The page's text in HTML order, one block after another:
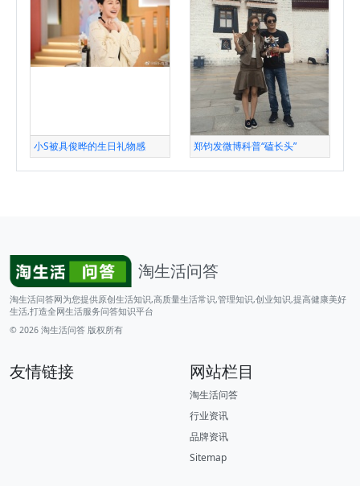
小S被具俊晔的生日礼物感 郑钧发微博科普“磕长头”
淘生活问答
淘生活问答网为您提供原创生活知识,高质量生活常识,管理知识,创业知识,提高健康美好
生活,打造全网生活服务问答知识平台
© 2026 淘生活问答 版权所有
友情链接 网站栏目
淘生活问答
行业资讯
品牌资讯
Sitemap